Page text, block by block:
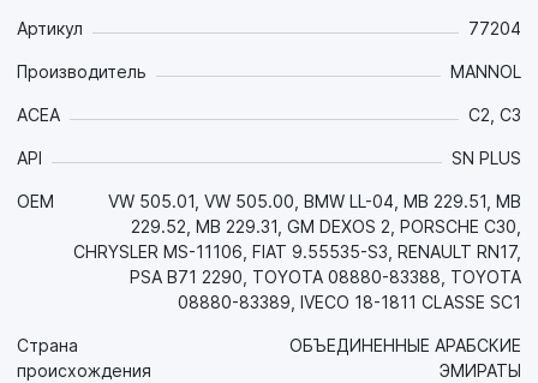
- непревзойденными противоизносными,
противозадирными и антифрикционными свойствами, что
экономит топливо, снижает шум двигателя;
Свойства продукта:
- Высокая топливная экономичность за счет оптимальных
антифрикционных свойств;
- За счет превосходных моюще-диспергирующих свойств
и высочайшей термоокислительной стабильности
эффективно борется со всеми видами отложений и
поддерживает в чистоте детали двигателя на протяжении
всего интервала между заменами;
Артикул 77204
Производитель MANNOL
ACEA C2, C3
API SN PLUS
OEM
VW 505.01, VW 505.00, BMW LL-04, MB 229.51, MB
229.52, MB 229.31, GM DEXOS 2, PORSCHE C30,
CHRYSLER MS-11106, FIAT 9.55535-S3, RENAULT RN17,
PSA B71 2290, TOYOTA 08880-83388, TOYOTA
08880-83389, IVECO 18-1811 CLASSE SC1
Страна
происхождения
ОБЪЕДИНЕННЫЕ АРАБСКИЕ
ЭМИРАТЫ